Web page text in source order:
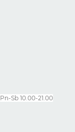
Pn-Sb 10.00-21.00